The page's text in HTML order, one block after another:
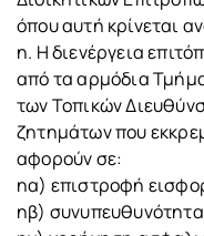
όπου αυτή κρίνεται
η. Η διενέργεια
από τα αρμόδια
των Τοπικών
ζητημάτων που
αφορούν σε:
ηα) επιστροφή
ηβ)